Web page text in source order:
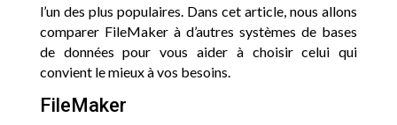
l’un des plus populaires. Dans cet article, nous allons
comparer FileMaker à d’autres systèmes de bases
de données pour vous aider à choisir celui qui
convient le mieux à vos besoins.
FileMaker